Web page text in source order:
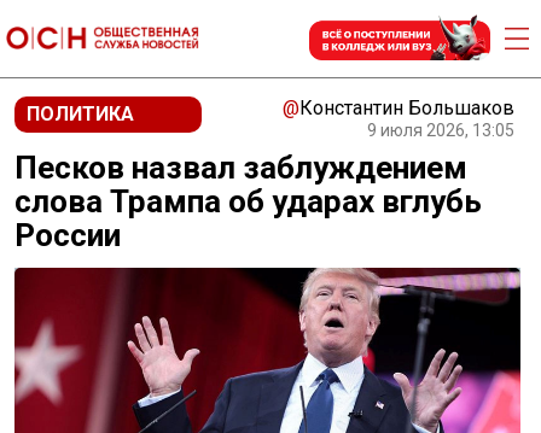
ПОЛИТИКА @Константин Большаков
9 июля 2026, 13:05
Песков назвал заблуждением
слова Трампа об ударах вглубь
России